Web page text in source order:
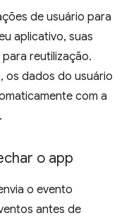
de usuário para
aplicativo, suas
reutilização.
os dados do usuário
com a
o app
o evento
antes de